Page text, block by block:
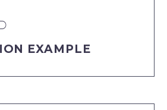
EXAMPLE